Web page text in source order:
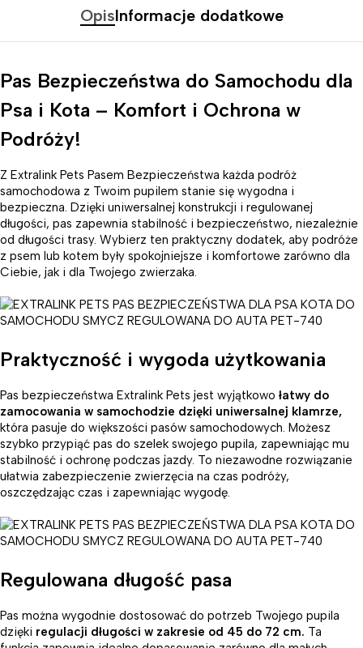
OpisInformacje dodatkowe
Pas Bezpieczeństwa do Samochodu dla
Psa i Kota – Komfort i Ochrona w
Podróży!
Z Extralink Pets Pasem Bezpieczeństwa każda podróż
samochodowa z Twoim pupilem stanie się wygodna i
bezpieczna. Dzięki uniwersalnej konstrukcji i regulowanej
długości, pas zapewnia stabilność i bezpieczeństwo, niezależnie
od długości trasy. Wybierz ten praktyczny dodatek, aby podróże
z psem lub kotem były spokojniejsze i komfortowe zarówno dla
Ciebie, jak i dla Twojego zwierzaka.
Praktyczność i wygoda użytkowania
Pas bezpieczeństwa Extralink Pets jest wyjątkowo łatwy do
zamocowania w samochodzie dzięki uniwersalnej klamrze,
która pasuje do większości pasów samochodowych. Możesz
szybko przypiąć pas do szelek swojego pupila, zapewniając mu
stabilność i ochronę podczas jazdy. To niezawodne rozwiązanie
ułatwia zabezpieczenie zwierzęcia na czas podróży,
oszczędzając czas i zapewniając wygodę.
Regulowana długość pasa
Pas można wygodnie dostosować do potrzeb Twojego pupila
dzięki regulacji długości w zakresie od 45 do 72 cm. Ta